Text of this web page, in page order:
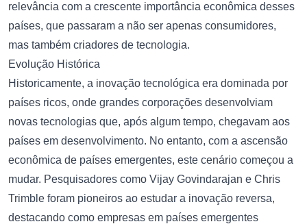
relevância com a crescente importância econômica desses
países, que passaram a não ser apenas consumidores,
mas também criadores de tecnologia.
Evolução Histórica
Historicamente, a inovação tecnológica era dominada por
países ricos, onde grandes corporações desenvolviam
novas tecnologias que, após algum tempo, chegavam aos
países em desenvolvimento. No entanto, com a ascensão
econômica de países emergentes, este cenário começou a
mudar. Pesquisadores como Vijay Govindarajan e Chris
Trimble foram pioneiros ao estudar a inovação reversa,
destacando como empresas em países emergentes